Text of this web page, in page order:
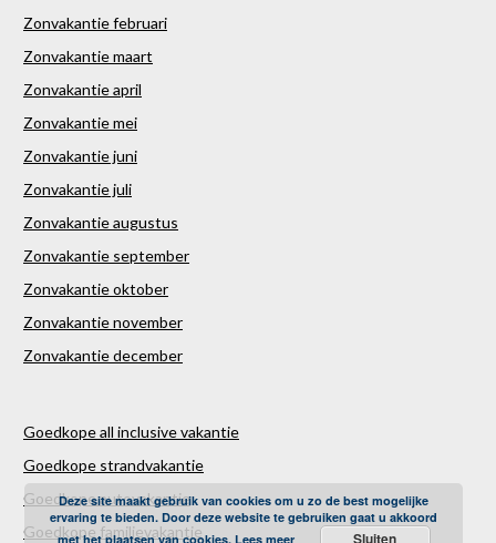
Zonvakantie februari
Zonvakantie maart
Zonvakantie april
Zonvakantie mei
Zonvakantie juni
Zonvakantie juli
Zonvakantie augustus
Zonvakantie september
Zonvakantie oktober
Zonvakantie november
Zonvakantie december
Goedkope all inclusive vakantie
Goedkope strandvakantie
Goedkope autovakantie
Goedkope familievakantie
Deze site maakt gebruik van cookies om u zo de best mogelijke
ervaring te bieden. Door deze website te gebruiken gaat u akkoord
met het plaatsen van cookies. Lees meer Sluiten